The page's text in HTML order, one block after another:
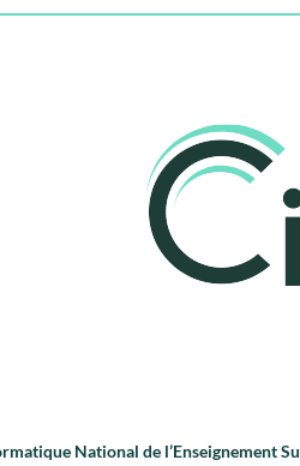
National de l’Enseignement